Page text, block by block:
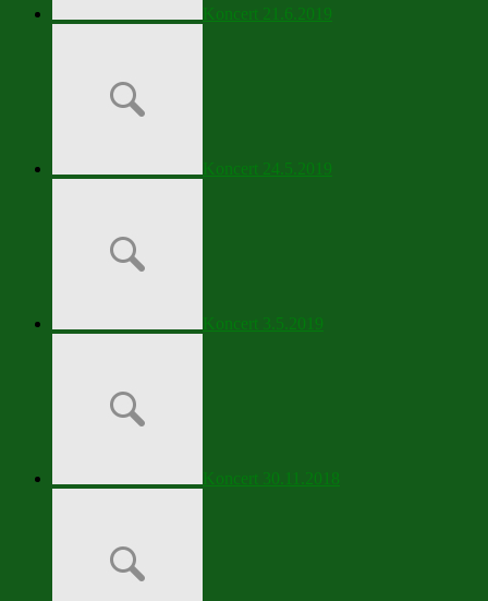
Koncert 21.6.2019
Koncert 24.5.2019
Koncert 3.5.2019
Koncert 30.11.2018